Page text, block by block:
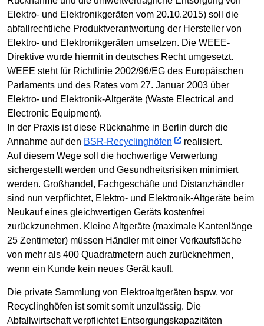
Elektro- und Elektronikgeräten vom 20.10.2015) soll die
abfallrechtliche Produktverantwortung der Hersteller von
Elektro- und Elektronikgeräten umsetzen. Die WEEE-
Direktive wurde hiermit in deutsches Recht umgesetzt.
WEEE steht für Richtlinie 2002/96/EG des Europäischen
Parlaments und des Rates vom 27. Januar 2003 über
Elektro- und Elektronik-Altgeräte (Waste Electrical and
Electronic Equipment).
In der Praxis ist diese Rücknahme in Berlin durch die
Annahme auf den BSR-Recyclinghöfen
realisiert.
Auf diesem Wege soll die hochwertige Verwertung
sichergestellt werden und Gesundheitsrisiken minimiert
werden. Großhandel, Fachgeschäfte und Distanzhändler
sind nun verpflichtet, Elektro- und Elektronik-Altgeräte beim
Neukauf eines gleichwertigen Geräts kostenfrei
zurückzunehmen. Kleine Altgeräte (maximale Kantenlänge
25 Zentimeter) müssen Händler mit einer Verkaufsfläche
von mehr als 400 Quadratmetern auch zurücknehmen,
wenn ein Kunde kein neues Gerät kauft.
Die private Sammlung von Elektroaltgeräten bspw. vor
Recyclinghöfen ist somit somit unzulässig. Die
Abfallwirtschaft verpflichtet Entsorgungskapazitäten